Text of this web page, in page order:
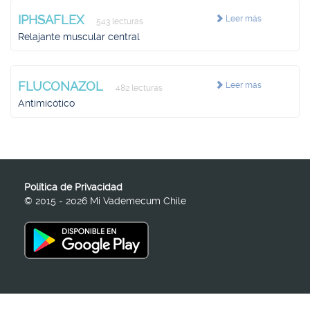
Leer más
IPHSAFLEX 543 lecturas
Relajante muscular central
Leer más
FLUCONAZOL 482 lecturas
Antimicótico
Política de Privacidad
© 2015 - 2026 Mi Vademecum Chile